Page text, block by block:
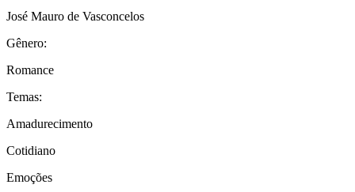
José Mauro de Vasconcelos
Gênero:
Romance
Temas:
Amadurecimento
Cotidiano
Emoções